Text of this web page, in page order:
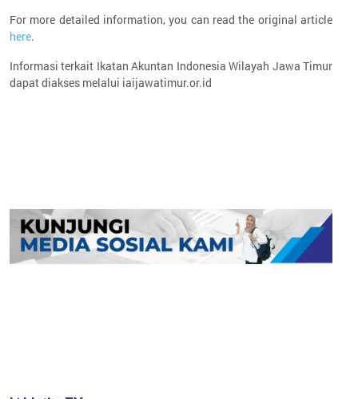
For more detailed information, you can read the original article
here.
Informasi terkait Ikatan Akuntan Indonesia Wilayah Jawa Timur
dapat diakses melalui iaijawatimur.or.id